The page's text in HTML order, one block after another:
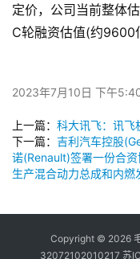
标
察
标
杆
内
定价，公司当前整体
C轮融资估值(约9600
2023年7月10日 下午
上一篇： 科大讯飞：讯飞
下一篇： 吉利汽车控股
诺(Renault)签署一份合
生产混合动力总成和内燃
Copyright © 2026
32072102010217 苏